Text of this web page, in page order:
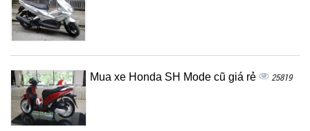
Mua xe Honda SH Mode cũ giá rẻ 25819